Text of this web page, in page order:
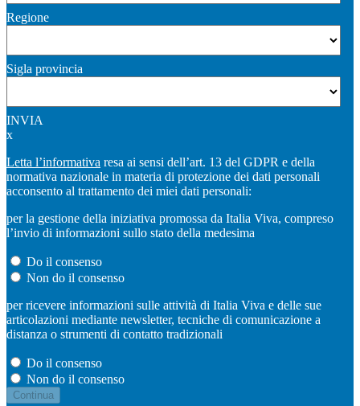
Regione
Sigla provincia
INVIA
x
Letta l’informativa resa ai sensi dell’art. 13 del GDPR e della
normativa nazionale in materia di protezione dei dati personali
acconsento al trattamento dei miei dati personali:
per la gestione della iniziativa promossa da Italia Viva, compreso
l’invio di informazioni sullo stato della medesima
Do il consenso
Non do il consenso
per ricevere informazioni sulle attività di Italia Viva e delle sue
articolazioni mediante newsletter, tecniche di comunicazione a
distanza o strumenti di contatto tradizionali
Do il consenso
Non do il consenso